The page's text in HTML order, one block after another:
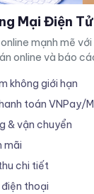
Mại Điện Tử
mạnh mẽ
online và báo
không giới hạn
toán VNPay/
& vận chuyển
mãi
chi tiết
thoại